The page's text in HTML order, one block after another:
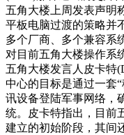
五角大楼上周发表声明
平板电脑过渡的策略并
多个厂商、多个兼容系
对目前五角大楼操作系
五角大楼发言人皮卡特
中心的目标是通过一套
讯设备登陆军事网络，
统。皮卡特指出，目前
建立的初始阶段，其间